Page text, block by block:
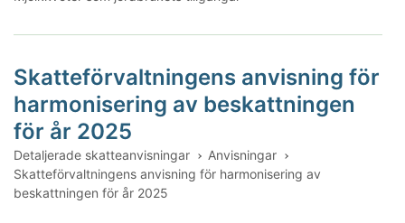
Skatteförvaltningens anvisning för
harmonisering av beskattningen
för år 2025
Detaljerade skatteanvisningar
Anvisningar
Skatteförvaltningens anvisning för harmonisering av
beskattningen för år 2025